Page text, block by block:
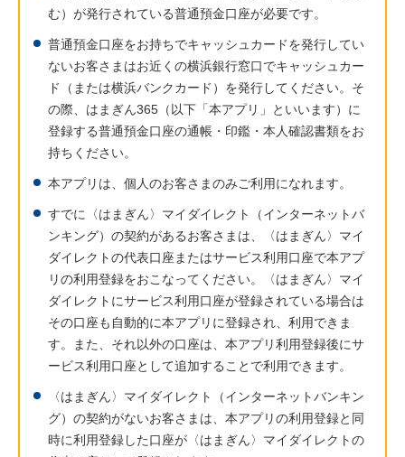
む）が発行されている普通預金口座が必要です。
普通預金口座をお持ちでキャッシュカードを発行してい
ないお客さまはお近くの横浜銀行窓口でキャッシュカー
ド（または横浜バンクカード）を発行してください。そ
の際、はまぎん365（以下「本アプリ」といいます）に
登録する普通預金口座の通帳・印鑑・本人確認書類をお
持ちください。
本アプリは、個人のお客さまのみご利用になれます。
すでに〈はまぎん〉マイダイレクト（インターネットバ
ンキング）の契約があるお客さまは、〈はまぎん〉マイ
ダイレクトの代表口座またはサービス利用口座で本アプ
リの利用登録をおこなってください。〈はまぎん〉マイ
ダイレクトにサービス利用口座が登録されている場合は
その口座も自動的に本アプリに登録され、利用できま
す。また、それ以外の口座は、本アプリ利用登録後にサ
ービス利用口座として追加することで利用できます。
〈はまぎん〉マイダイレクト（インターネットバンキン
グ）の契約がないお客さまは、本アプリの利用登録と同
時に利用登録した口座が〈はまぎん〉マイダイレクトの